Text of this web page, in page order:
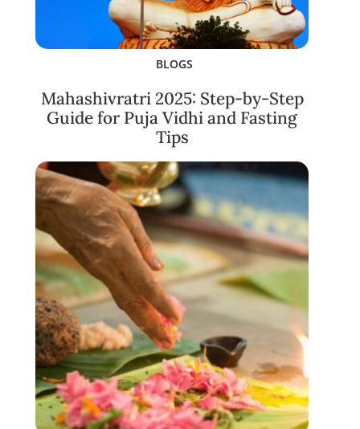
BLOGS
Mahashivratri 2025: Step-by-Step
Guide for Puja Vidhi and Fasting
Tips